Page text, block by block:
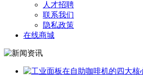
人才招聘
联系我们
隐私政策
在线商城